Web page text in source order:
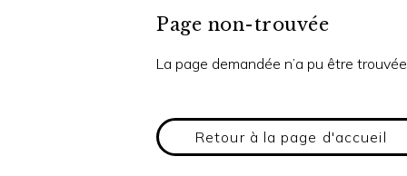
Page non-trouvée
La page demandée n’a pu être
Retour à la page d'accueil